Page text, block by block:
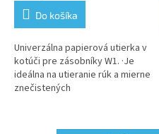
Do košíka
Univerzálna papierová utierka v
kotúči pre zásobníky W1. ·Je
ideálna na utieranie rúk a mierne
znečistených